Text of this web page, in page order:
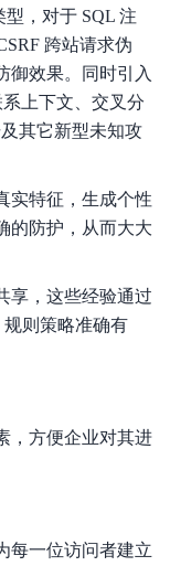
型，对于 SQL 注
跨站请求伪
御效果。同时引入
上下文、交叉分
其它新型未知攻
实特征，生成个性
的防护，从而大大
享，这些经验通过
则策略准确有
，方便企业对其进
每一位访问者建立